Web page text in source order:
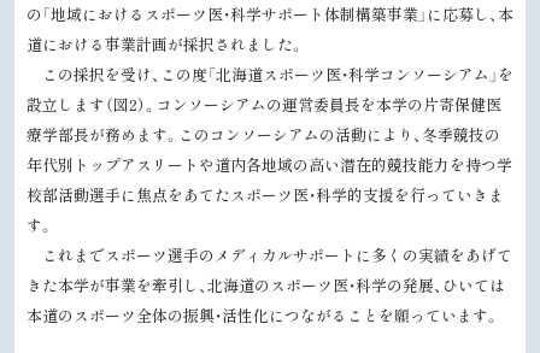
る
の「地域におけるスポーツ医・科学サポート体制構築事業」に応募し、本
道における事業計画が採択されました。
この採択を受け、この度「北海道スポーツ医・科学コンソーシアム」を
設立します（図2）。コンソーシアムの運営委員長を本学の片寄保健医
療学部長が務めます。このコンソーシアムの活動により、冬季競技の
年代別トップアスリートや道内各地域の高い潜在的競技能力を持つ学
校部活動選手に焦点をあてたスポーツ医・科学的支援を行っていきま
す。
これまでスポーツ選手のメディカルサポートに多くの実績をあげて
きた本学が事業を牽引し、北海道のスポーツ医・科学の発展、ひいては
本道のスポーツ全体の振興・活性化につながることを願っています。